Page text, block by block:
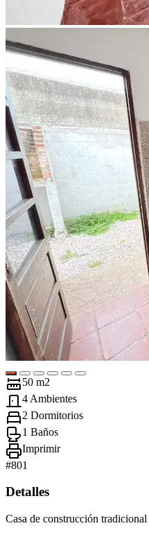
50 m2
4 Ambientes
2 Dormitorios
1 Baños
Imprimir
#801
Detalles
Casa de construcción